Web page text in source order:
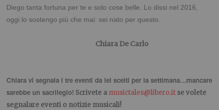
Diego tanta fortuna per te e solo cose belle. Lo dissi nel 2016,
oggi lo sostengo più che mai: sei nato per questo
Chiara De Carlo
Chiara vi segnala i tre eventi da lei scelti per la settimana…mancare
sarebbe un sacrilegio! Scrivete a musictales@libero.it se volete
segnalare eventi o notizie musicali!